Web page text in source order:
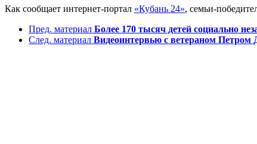
Как сообщает интернет-портал «Кубань 24», семьи-
Пред. материал Более 170 тысяч детей социально
След. материал Видеоинтервью с ветераном